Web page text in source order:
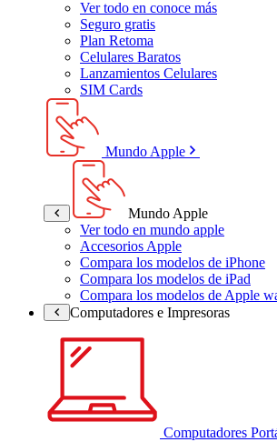
Ver todo en conoce más
Seguro gratis
Plan Retoma
Celulares Baratos
Lanzamientos Celulares
SIM Cards
Mundo Apple
Mundo Apple
Ver todo en mundo apple
Accesorios Apple
Compara los modelos de iPhone
Compara los modelos de iPad
Compara los modelos de Apple
Computadores e Impresoras
Computadores